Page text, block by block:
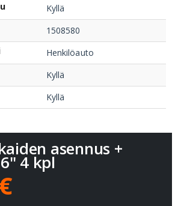
Kyllä
1508580
Henkilöauto
Kyllä
Kyllä
asennus +
4 kpl